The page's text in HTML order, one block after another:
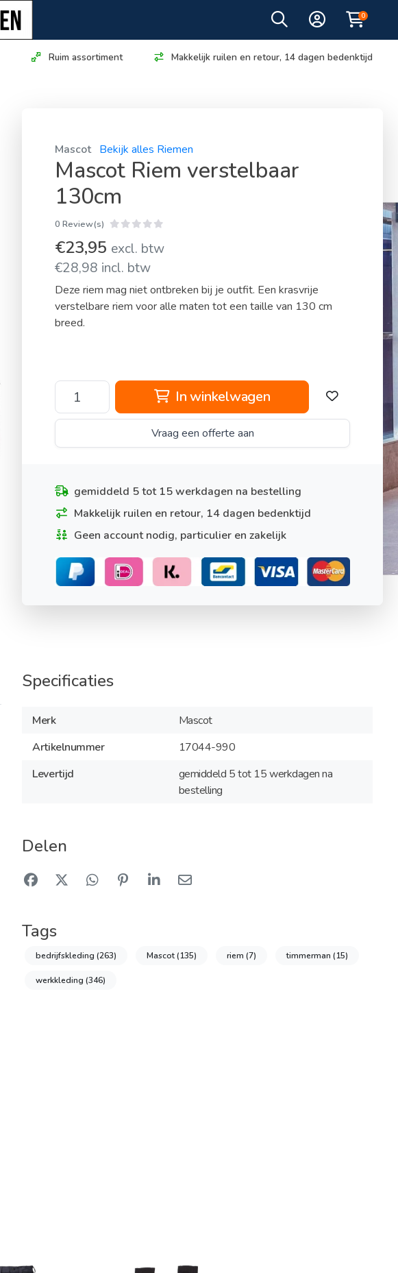
0
Ruim assortiment Makkelijk ruilen en retour, 14 dagen bedenktijd
Mascot Bekijk alles Riemen
Mascot Riem verstelbaar
130cm
0 Review(s)
€23,95 excl. btw
€28,98 incl. btw
Deze riem mag niet ontbreken bij je outfit. Een krasvrije
verstelbare riem voor alle maten tot een taille van 130 cm
breed.
In winkelwagen
Vraag een offerte aan
gemiddeld 5 tot 15 werkdagen na bestelling
Makkelijk ruilen en retour, 14 dagen bedenktijd
Geen account nodig, particulier en zakelijk
Specificaties
Merk
Mascot
Artikelnummer
17044-990
Levertijd
gemiddeld 5 tot 15 werkdagen na
bestelling
Delen
Tags
bedrijfskleding(263) Mascot(135) riem(7) timmerman(15)
werkkleding(346)